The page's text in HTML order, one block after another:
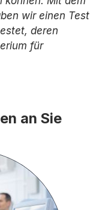
wir einen Test
deren
für
an Sie